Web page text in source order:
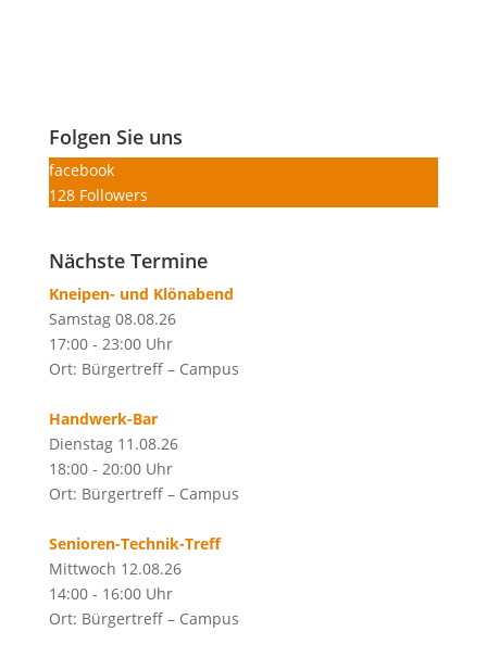
Folgen Sie uns
facebook
128 Followers
Nächste Termine
Kneipen- und Klönabend
Samstag 08.08.26
17:00 - 23:00 Uhr
Ort: Bürgertreff – Campus
Handwerk-Bar
Dienstag 11.08.26
18:00 - 20:00 Uhr
Ort: Bürgertreff – Campus
Senioren-Technik-Treff
Mittwoch 12.08.26
14:00 - 16:00 Uhr
Ort: Bürgertreff – Campus